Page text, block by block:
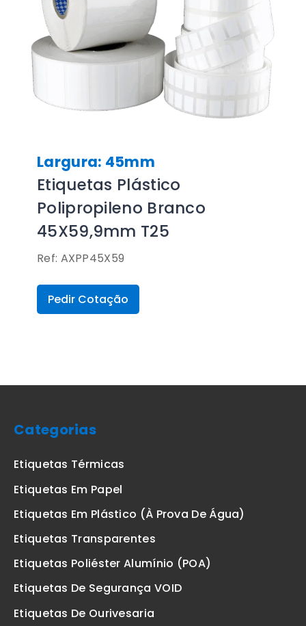
Largura: 45mm
Etiquetas Plástico
Polipropileno Branco
45X59,9mm T25
Ref: AXPP45X59
Pedir Cotação
Categorias
Etiquetas Térmicas
Etiquetas Em Papel
Etiquetas Em Plástico (à Prova De Água)
Etiquetas Transparentes
Etiquetas Poliéster Alumínio (POA)
Etiquetas De Segurança VOID
Etiquetas De Ourivesaria